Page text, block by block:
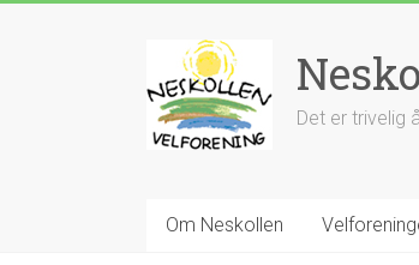
Det er trivelig
Om Neskollen